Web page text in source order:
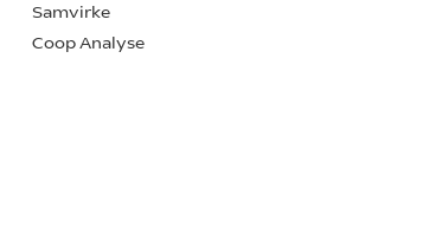
Samvirke
Coop Analyse